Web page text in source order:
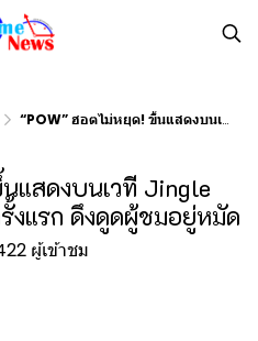
“POW” ฮอตไม่หยุด! ขึ้นแสดงบนเวที Jingle Ball Tour ที่นิวยอร์กครั้งแรก ดึงดูดผู้ชมอยู่หมัด
แสดงบนเวที Jingle
งแรก ดึงดูดผู้ชมอยู่หมัด
ผู้เข้าชม